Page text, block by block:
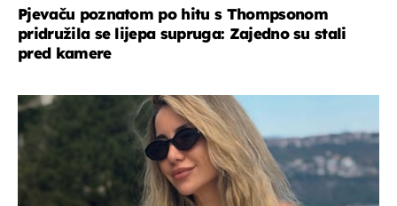
Pjevaču poznatom po hitu s Thompsonom
pridružila se lijepa supruga: Zajedno su stali
pred kamere